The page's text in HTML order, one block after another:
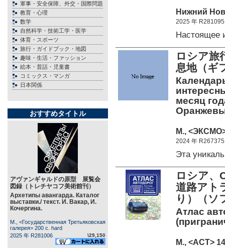
軍事・安全保障、外交・国際問題
教育・心理
数学
自然科学・技術工学・医学
体育・スポーツ
旅行・ガイドブック・地図
趣味・生活・ファッション
絵本・昔話・児童書
コミックス・マンガ
日本関係
おすすめタイトル
アヴァンギャルドの原型 展覧会
図録（トレチヤコフ美術館刊）
Архетипы авангарда. Каталог
выставки./ текст. И. Вакар, И.
Кочергина.
М., <Государственная Третьяковская
галерея> 200 c. hard
2025 年 R281006
\29,150
Нижний
2025 年 R281095
Настоящее
ロシア
息地（ギ
месяц
М.,
2024 年 R267375
Эта
ロシア、
道路アト
り）（ソ
Атлас
М., <АСТ>